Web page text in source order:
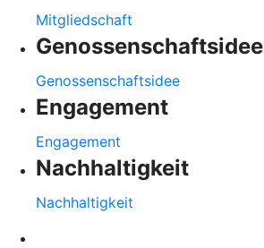
Mitgliedschaft
Genossenschaftsidee
Genossenschaftsidee
Engagement
Engagement
Nachhaltigkeit
Nachhaltigkeit